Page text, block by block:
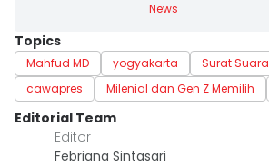
News
Topics
Mahfud MD yogyakarta Surat Suara
cawapres
Milenial dan Gen Z Memilih
Editorial Team
Editor
Febriana Sintasari